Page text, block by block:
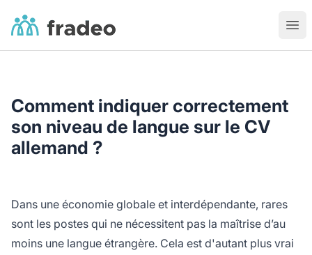
Fradeo
Comment indiquer correctement
son niveau de langue sur le CV
allemand ?
Dans une économie globale et interdépendante, rares
sont les postes qui ne nécessitent pas la maîtrise d’au
moins une langue étrangère. Cela est d'autant plus vrai